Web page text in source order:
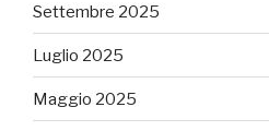
Settembre 2025
Luglio 2025
Maggio 2025